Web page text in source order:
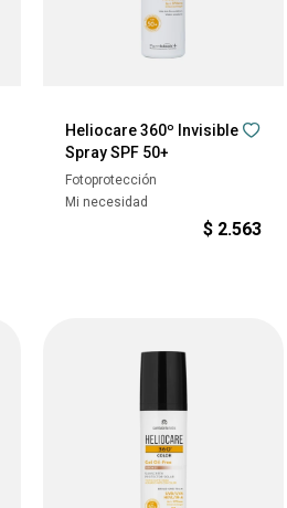
Heliocare 360º Invisible
Spray SPF 50+
Fotoprotección
Mi necesidad
$ 2.563